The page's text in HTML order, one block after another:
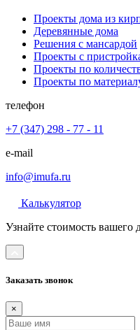
Проекты дома из
Деревянные дома
Решения с мансардой
Проекты с
Проекты по
Проекты по
телефон
+7 (347) 298 - 77 - 11
e-mail
info@imufa.ru
Калькулятор
Узнайте стоимость вашего
Заказать звонок
×